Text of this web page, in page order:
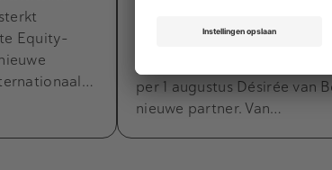
Equity-
parttime directievoering,
per 1 augustus Désirée van
nieuwe partner. Van…